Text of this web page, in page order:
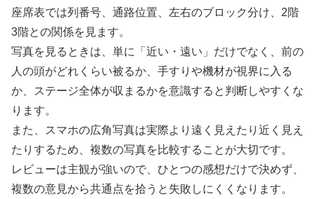
座席表では列番号、通路位置、左右のブロック分け、2階
3階との関係を見ます。
写真を見るときは、単に「近い・遠い」だけでなく、前の
人の頭がどれくらい被るか、手すりや機材が視界に入る
か、ステージ全体が収まるかを意識すると判断しやすくな
ります。
また、スマホの広角写真は実際より遠く見えたり近く見え
たりするため、複数の写真を比較することが大切です。
レビューは主観が強いので、ひとつの感想だけで決めず、
複数の意見から共通点を拾うと失敗しにくくなります。